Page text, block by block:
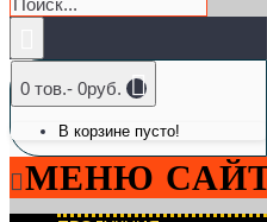
0 тов.- 0руб.
В корзине пусто!
МЕНЮ